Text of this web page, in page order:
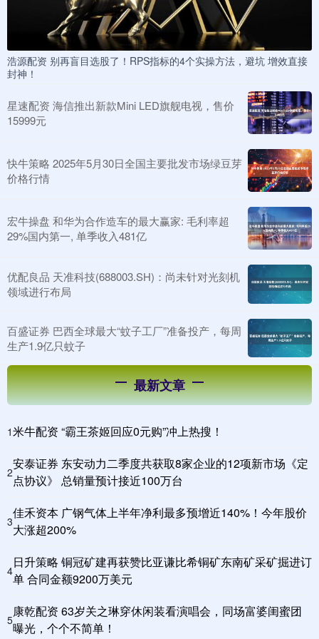
浩源配资 别再盲目选股了！RPS指标的4个实操方法，避坑 增效直接
封神！
星速配资 海信推出新款Mini LED旗舰电视，售价
15999元
快牛策略 2025年5月30日全国主要批发市场绿豆芽
价格行情
宏牛操盘 和华为合作造车的最大赢家: 毛利率超
29%国内第一, 单季收入481亿
优配良品 天准科技(688003.SH)：尚未针对光刻机
领域进行布局
百盛证券 巴西全球最大“蚊子工厂”准备投产，每周
生产1.9亿只蚊子
最新文章
1米牛配资 “霸王茶姬回应0元购”冲上热搜！
2
安泰证券 东安动力二季度共获取8家企业的12项新市场《定
点协议》 总销量预计接近100万台
3
佳禾资本 广钢气体上半年净利最多预增近140%！今年股价
大涨超200%
4
日升策略 铜冠矿建再获赞比亚谦比希铜矿东南矿采矿掘进订
单 合同金额9200万美元
5
康乾配资 63岁关之琳穿休闲装看演唱会，同场富婆闺蜜团
曝光，个个不简单！